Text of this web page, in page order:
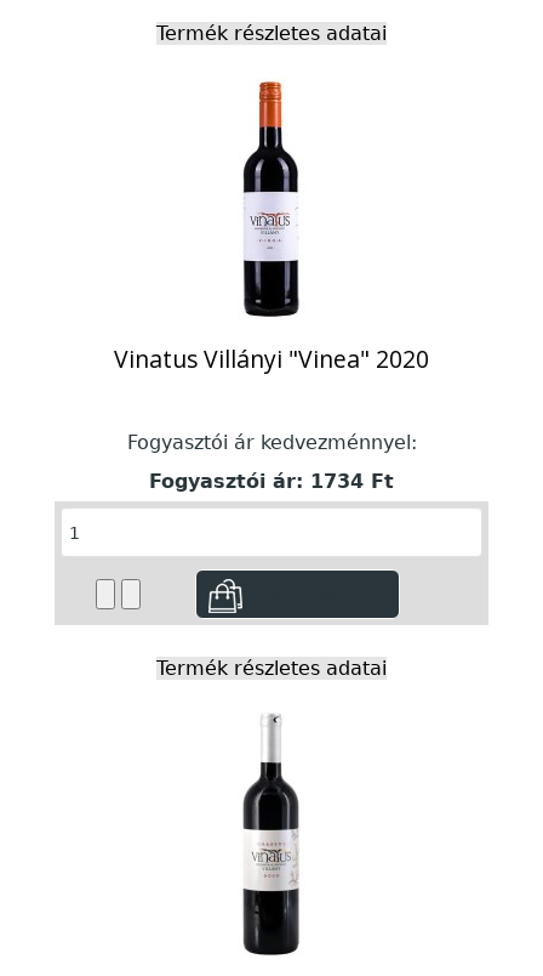
Termék részletes adatai
Vinatus Villányi "Vinea" 2020
Fogyasztói ár kedvezménnyel:
Fogyasztói ár: 1734 Ft
Termék részletes adatai